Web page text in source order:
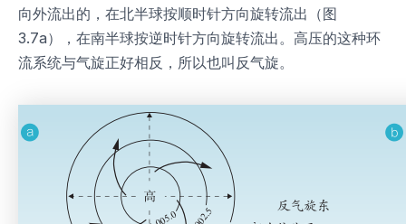
向外流出的，在北半球按顺时针方向旋转流出（图
3.7a），在南半球按逆时针方向旋转流出。高压的这种环
流系统与气旋正好相反，所以也叫反气旋。